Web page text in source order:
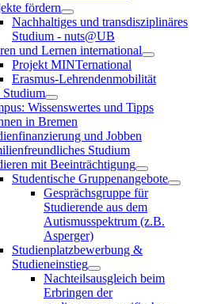
fördern
Nachhaltiges und transdisziplinäres
Studium - nuts@UB
und Lernen international
Projekt MINTernational
Erasmus-Lehrendenmobilität
Studium
Wissenswertes und Tipps
in Bremen
und Jobben
Studium
mit Beeinträchtigung
Studentische Gruppenangebote
Gesprächsgruppe für
Studierende aus dem
Autismusspektrum (z.B.
Asperger)
Studienplatzbewerbung &
Studieneinstieg
Nachteilsausgleich beim
Erbringen der